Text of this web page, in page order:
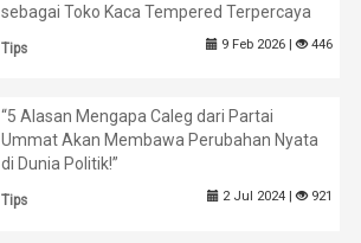
sebagai Toko Kaca Tempered Terpercaya
Tips 9 Feb 2026 | 446
“5 Alasan Mengapa Caleg dari Partai
Ummat Akan Membawa Perubahan Nyata
di Dunia Politik!”
Tips 2 Jul 2024 | 921